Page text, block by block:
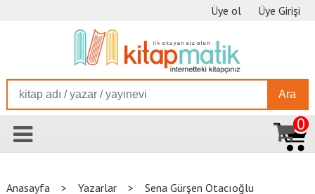
Üye ol Üye Girişi
Ara
0
Anasayfa > Yazarlar > Sena Gürşen Otacıoğlu